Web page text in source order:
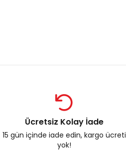
Ücretsiz Kolay İade
15 gün içinde iade edin, kargo ücreti
yok!